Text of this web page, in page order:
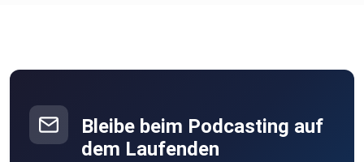
Bleibe beim Podcasting auf
dem Laufenden